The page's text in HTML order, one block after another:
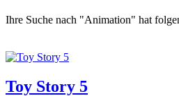
Ihre Suche nach "Animation" hat
Toy Story 5